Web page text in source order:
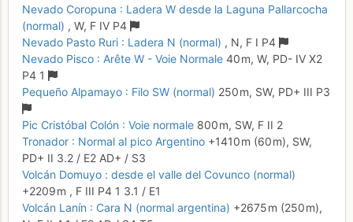
Nevado Coropuna : Ladera W desde la Laguna Pallarcocha
(normal) , W, F IV P4
Nevado Pasto Ruri : Ladera N (normal) , N, F I P4
Nevado Pisco : Arête W - Voie Normale 40 m, W, PD- IV X2
P4 1
Pequeño Alpamayo : Filo SW (normal) 250 m, SW, PD+ III P3
Pic Cristóbal Colón : Voie normale 800 m, SW, F II 2
Tronador : Normal al pico Argentino +1410 m (60 m), SW,
PD+ II 3.2 / E2 AD+ / S3
Volcán Domuyo : desde el valle del Covunco (normal)
+2209 m , F III P4 1 3.1 / E1
Volcán Lanín : Cara N (normal argentina) +2675 m (250 m),